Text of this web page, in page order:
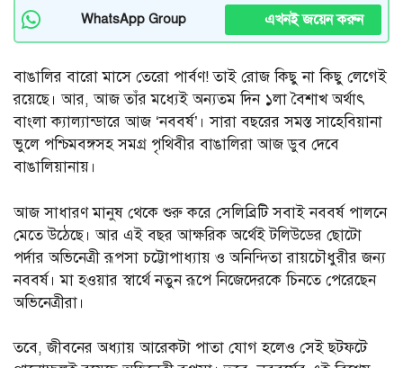
WhatsApp Group এখনই জয়েন করুন
বাঙালির বারো মাসে তেরো পার্বণ! তাই রোজ কিছু না কিছু লেগেই
রয়েছে। আর, আজ তাঁর মধ্যেই অন্যতম দিন ১লা বৈশাখ অর্থাৎ
বাংলা ক্যাল্যান্ডারে আজ ‘নববর্ষ’। সারা বছরের সমস্ত সাহেবিয়ানা
ভুলে পশ্চিমবঙ্গসহ সমগ্র পৃথিবীর বাঙালিরা আজ ডুব দেবে
বাঙালিয়ানায়।
আজ সাধারণ মানুষ থেকে শুরু করে সেলিব্রিটি সবাই নববর্ষ পালনে
মেতে উঠেছে। আর এই বছর আক্ষরিক অর্থেই টলিউডের ছোটো
পর্দার অভিনেত্রী রূপসা চট্টোপাধ্যায় ও অনিন্দিতা রায়চৌধুরীর জন্য
নববর্ষ। মা হওয়ার স্বার্থে নতুন রূপে নিজেদেরকে চিনতে পেরেছেন
অভিনেত্রীরা।
তবে, জীবনের অধ্যায় আরেকটা পাতা যোগ হলেও সেই ছটফটে